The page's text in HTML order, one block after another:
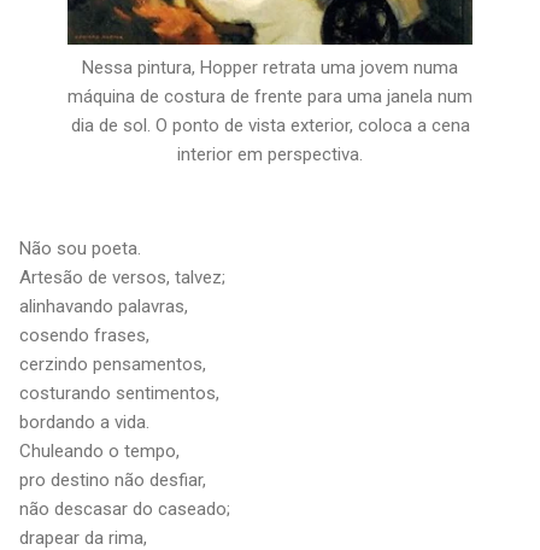
Nessa pintura, Hopper retrata uma jovem numa
máquina de costura de frente para uma janela num
dia de sol. O ponto de vista exterior, coloca a cena
interior em perspectiva.
Não sou poeta.
Artesão de versos, talvez;
alinhavando palavras,
cosendo frases,
cerzindo pensamentos,
costurando sentimentos,
bordando a vida.
Chuleando o tempo,
pro destino não desfiar,
não descasar do caseado;
drapear da rima,